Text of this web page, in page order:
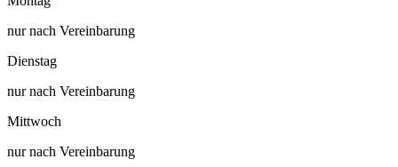
nur nach Vereinbarung
Dienstag
nur nach Vereinbarung
Mittwoch
nur nach Vereinbarung